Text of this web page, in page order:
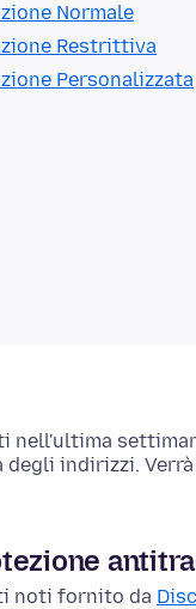
Normale
Restrittiva
Personalizzata
nell'ultima
degli indirizzi.
noti fornito da